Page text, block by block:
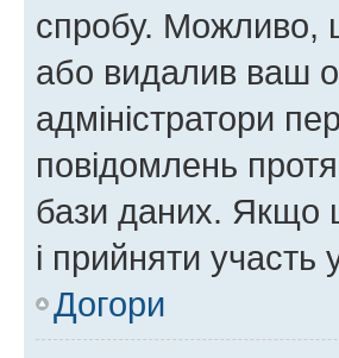
спробу. Можливо,
або видалив ваш
адміністратори
повідомлень
бази даних. Якщо
і прийняти участь
Догори